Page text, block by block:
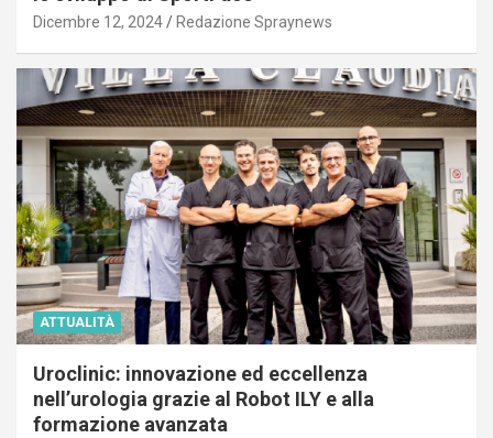
Dicembre 12, 2024 Redazione Spraynews
ATTUALITÀ
Uroclinic: innovazione ed eccellenza
nell’urologia grazie al Robot ILY e alla
formazione avanzata